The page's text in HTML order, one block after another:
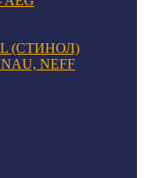
(СТИНОЛ)
NEFF